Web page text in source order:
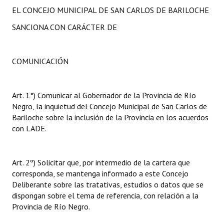
EL CONCEJO MUNICIPAL DE SAN CARLOS DE BARILOCHE
SANCIONA CON CARÁCTER DE
COMUNICACIÓN
Art. 1°) Comunicar al Gobernador de la Provincia de Río
Negro, la inquietud del Concejo Municipal de San Carlos de
Bariloche sobre la inclusión de la Provincia en los acuerdos
con LADE.
Art. 2º) Solicitar que, por intermedio de la cartera que
corresponda, se mantenga informado a este Concejo
Deliberante sobre las tratativas, estudios o datos que se
dispongan sobre el tema de referencia, con relación a la
Provincia de Río Negro.